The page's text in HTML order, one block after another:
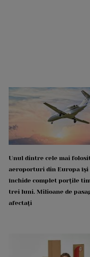
Unul dintre cele mai
aeroporturi din Europa își
închide complet porțile
trei luni. Milioane de
afectați